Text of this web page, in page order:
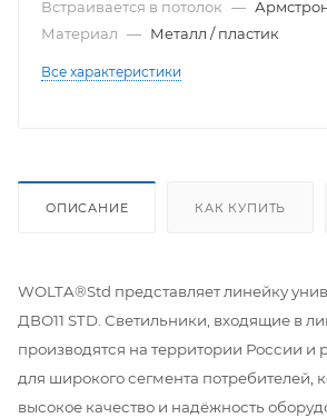
Встраивается в потолок —
Материал — Металл / пластик
Все характеристики
ОПИСАНИЕ КАК КУПИТЬ
WOLTA®Std представляет линейку
ДВО11 STD. Светильники, входящие в
производятся на территории России и
для широкого сегмента потребителей,
высокое качество и надёжность